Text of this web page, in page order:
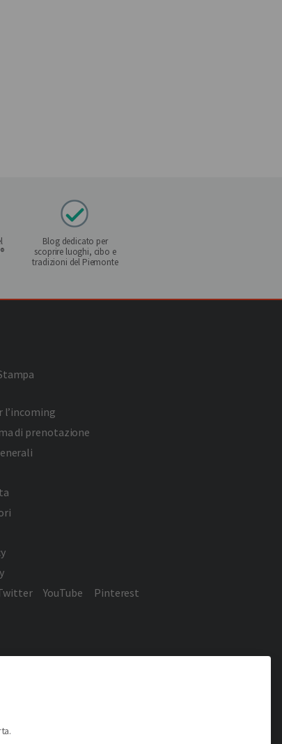
Blog dedicato per
scoprire luoghi, cibo e
tradizioni del Piemonte
l’incoming
di prenotazione
YouTube Pinterest